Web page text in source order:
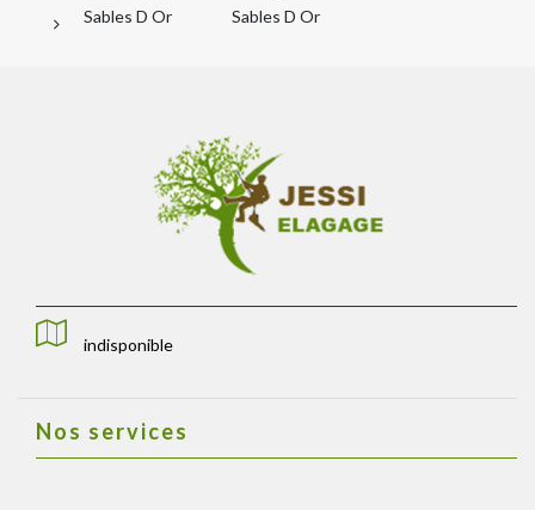
Sables D Or
Sables D Or
indisponible
Nos services